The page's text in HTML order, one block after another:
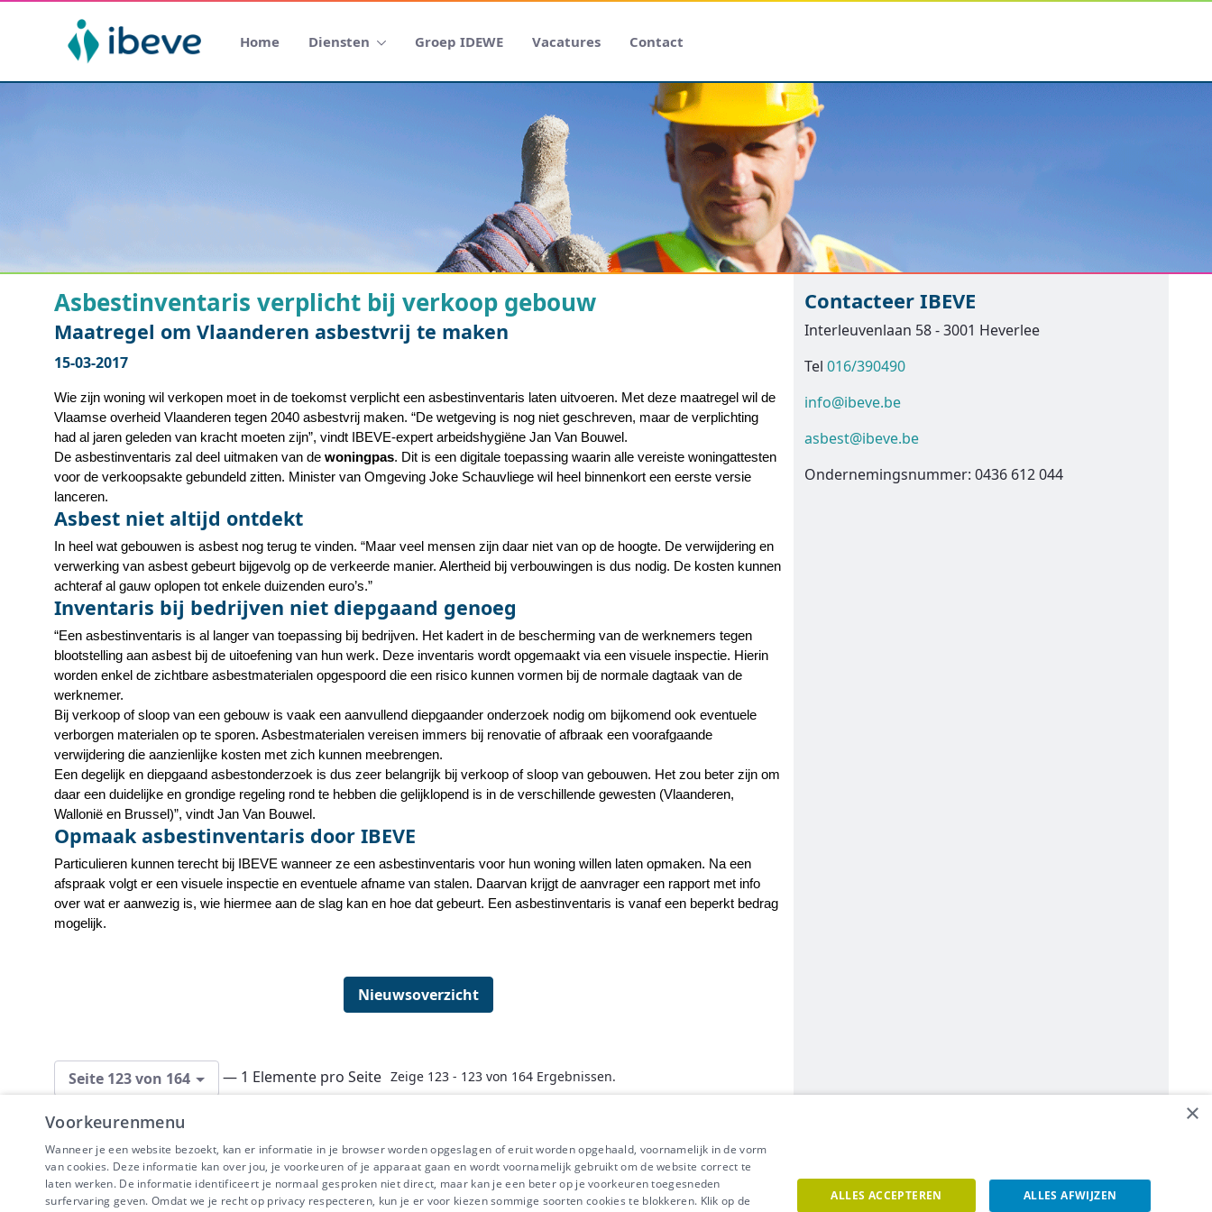
Home Diensten Groep IDEWE Vacatures Contact
Asbestinventaris verplicht bij verkoop gebouw
Maatregel om Vlaanderen asbestvrij te maken
15-03-2017
Wie zijn woning wil verkopen moet in de toekomst verplicht een asbestinventaris laten uitvoeren. Met deze maatregel wil de
Vlaamse overheid Vlaanderen tegen 2040 asbestvrij maken. “De wetgeving is nog niet geschreven, maar de verplichting
had al jaren geleden van kracht moeten zijn”, vindt IBEVE-expert arbeidshygiëne Jan Van Bouwel.
De asbestinventaris zal deel uitmaken van de woningpas. Dit is een digitale toepassing waarin alle vereiste woningattesten
voor de verkoopsakte gebundeld zitten. Minister van Omgeving Joke Schauvliege wil heel binnenkort een eerste versie
lanceren.
Asbest niet altijd ontdekt
In heel wat gebouwen is asbest nog terug te vinden. “Maar veel mensen zijn daar niet van op de hoogte. De verwijdering en
verwerking van asbest gebeurt bijgevolg op de verkeerde manier. Alertheid bij verbouwingen is dus nodig. De kosten kunnen
achteraf al gauw oplopen tot enkele duizenden euro’s.”
Inventaris bij bedrijven niet diepgaand genoeg
“Een asbestinventaris is al langer van toepassing bij bedrijven. Het kadert in de bescherming van de werknemers tegen
blootstelling aan asbest bij de uitoefening van hun werk. Deze inventaris wordt opgemaakt via een visuele inspectie. Hierin
worden enkel de zichtbare asbestmaterialen opgespoord die een risico kunnen vormen bij de normale dagtaak van de
werknemer.
Bij verkoop of sloop van een gebouw is vaak een aanvullend diepgaander onderzoek nodig om bijkomend ook eventuele
verborgen materialen op te sporen. Asbestmaterialen vereisen immers bij renovatie of afbraak een voorafgaande
verwijdering die aanzienlijke kosten met zich kunnen meebrengen.
Een degelijk en diepgaand asbestonderzoek is dus zeer belangrijk bij verkoop of sloop van gebouwen. Het zou beter zijn om
daar een duidelijke en grondige regeling rond te hebben die gelijklopend is in de verschillende gewesten (Vlaanderen,
Wallonië en Brussel)”, vindt Jan Van Bouwel.
Opmaak asbestinventaris door IBEVE
Particulieren kunnen terecht bij IBEVE wanneer ze een asbestinventaris voor hun woning willen laten opmaken. Na een
afspraak volgt er een visuele inspectie en eventuele afname van stalen. Daarvan krijgt de aanvrager een rapport met info
over wat er aanwezig is, wie hiermee aan de slag kan en hoe dat gebeurt. Een asbestinventaris is vanaf een beperkt bedrag
mogelijk.
Nieuwsoverzicht
Seite 123 von 164 — 1 Elemente pro Seite Zeige 123 - 123 von 164 Ergebnissen.
Contacteer IBEVE
Interleuvenlaan 58 - 3001 Heverlee
Tel 016/390490
info@ibeve.be
asbest@ibeve.be
Ondernemingsnummer: 0436 612 044
×
Voorkeurenmenu
Wanneer je een website bezoekt, kan er informatie in je browser worden opgeslagen of eruit worden opgehaald, voornamelijk in de vorm
van cookies. Deze informatie kan over jou, je voorkeuren of je apparaat gaan en wordt voornamelijk gebruikt om de website correct te
laten werken. De informatie identificeert je normaal gesproken niet direct, maar kan je een beter op je voorkeuren toegesneden
surfervaring geven. Omdat we je recht op privacy respecteren, kun je er voor kiezen sommige soorten cookies te blokkeren. Klik op de
ALLES ACCEPTEREN ALLES AFWIJZEN